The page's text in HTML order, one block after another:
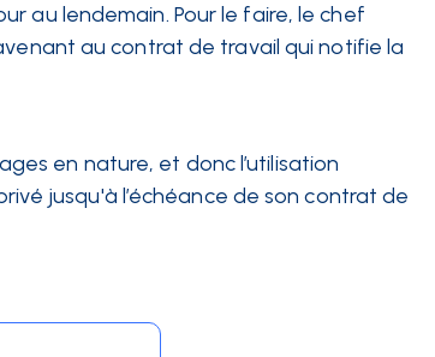
au lendemain. Pour le faire, le chef
au contrat de travail qui notifie la
en nature, et donc l’utilisation
jusqu'à l’échéance de son contrat de